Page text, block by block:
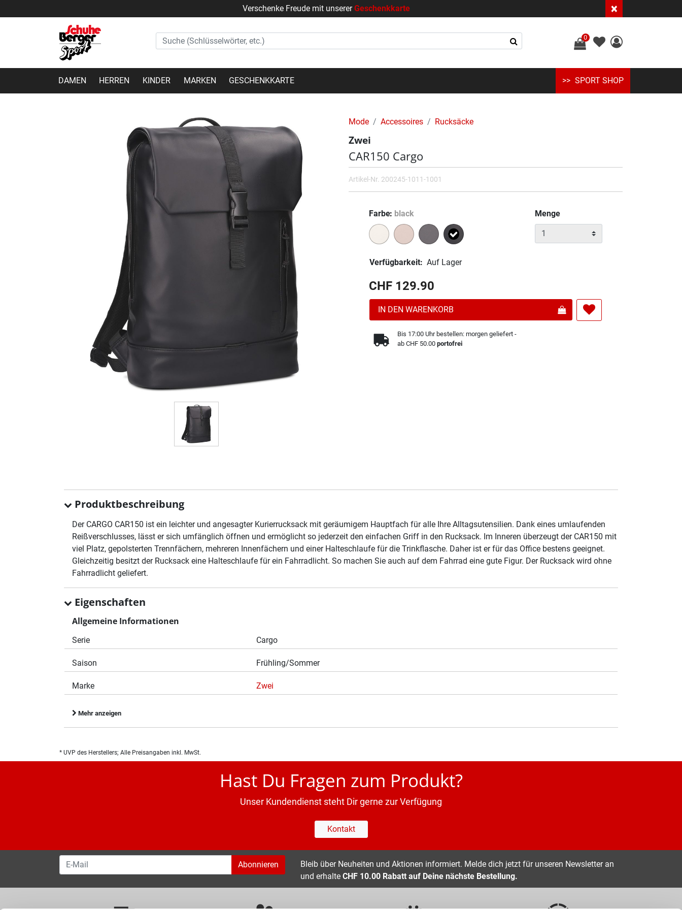
Verschenke Freude mit unsererGeschenkkarte ×
0
DAMEN HERREN KINDER MARKEN GESCHENKKARTE SPORT SHOP
Mode Accessoires Rucksäcke
Zwei
CAR150 Cargo
Artikel-Nr. 200245-1011-1001
Farbe black Menge
Verfügbarkeit: Auf Lager
CHF 129.90
IN DEN WARENKORB
Bis 17:00 Uhr bestellen: morgen geliefert -
ab CHF 50.00portofrei
Produktbeschreibung
Der CARGO CAR150 ist ein leichter und angesagter Kurierrucksack mit geräumigem Hauptfach für alle Ihre Alltagsutensilien. Dank eines umlaufenden
Reißverschlusses, lässt er sich umfänglich öffnen und ermöglicht so jederzeit den einfachen Griff in den Rucksack. Im Inneren überzeugt der CAR150 mit
viel Platz, gepolsterten Trennfächern, mehreren Innenfächern und einer Halteschlaufe für die Trinkflasche. Daher ist er für das Office bestens geeignet.
Gleichzeitig besitzt der Rucksack eine Halteschlaufe für ein Fahrradlicht. So machen Sie auch auf dem Fahrrad eine gute Figur. Der Rucksack wird ohne
Fahrradlicht geliefert.
Eigenschaften
Allgemeine Informationen
Serie Cargo
Saison Frühling/Sommer
Marke Zwei
Mehr anzeigen
* UVP des Herstellers; Alle Preisangaben inkl. MwSt.
Hast Du Fragen zum Produkt?
Unser Kundendienst steht Dir gerne zur Verfügung
Kontakt
Abonnieren
Bleib über Neuheiten und Aktionen informiert. Melde dich jetzt für unseren Newsletter an
und erhalte CHF 10.00 Rabatt auf Deine nächste Bestellung.